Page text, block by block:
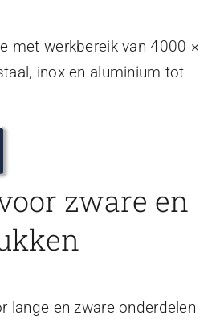
met werkbereik van 4000 ×
inox en aluminium tot
zware en
lange en zware onderdelen